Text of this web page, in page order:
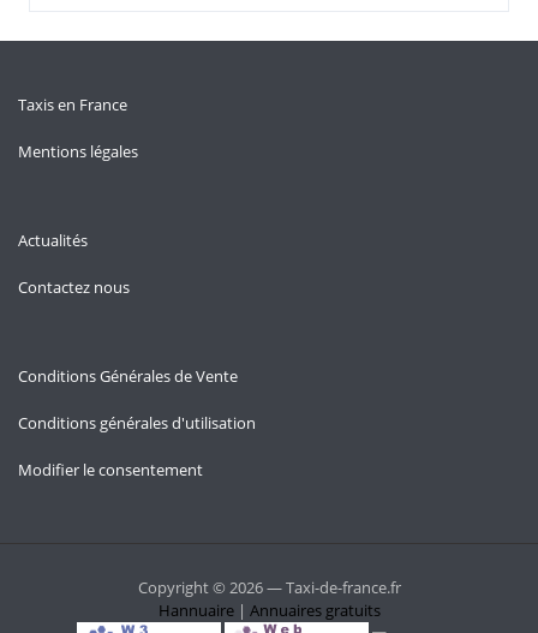
Taxis en France
Mentions légales
Actualités
Contactez nous
Conditions Générales de Vente
Conditions générales d'utilisation
Modifier le consentement
Copyright © 2026 — Taxi-de-france.fr
Hannuaire| Annuaires gratuits